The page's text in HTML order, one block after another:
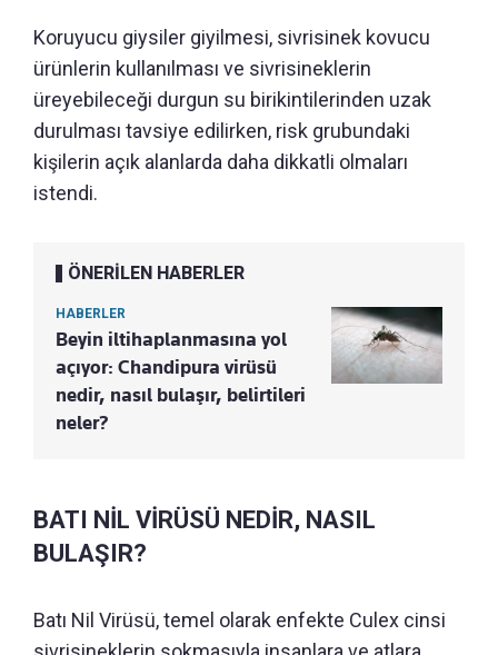
Koruyucu giysiler giyilmesi, sivrisinek kovucu
ürünlerin kullanılması ve sivrisineklerin
üreyebileceği durgun su birikintilerinden uzak
durulması tavsiye edilirken, risk grubundaki
kişilerin açık alanlarda daha dikkatli olmaları
istendi.
ÖNERİLEN HABERLER
HABERLER
Beyin iltihaplanmasına yol
açıyor: Chandipura virüsü
nedir, nasıl bulaşır, belirtileri
neler?
BATI NİL VİRÜSÜ NEDİR, NASIL
BULAŞIR?
Batı Nil Virüsü, temel olarak enfekte Culex cinsi